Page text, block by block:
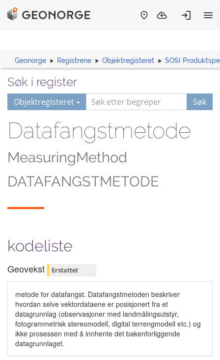
Geonorge Registrene Objektregisteret SOSI
Søk i register
Objektregisteret Søk
Datafangstmetode
MeasuringMethod
DATAFANGSTMETODE
kodeliste
Geovekst Erstattet
metode for datafangst. Datafangstmetoden beskriver
hvordan selve vektordataene er posisjonert fra et
datagrunnlag (observasjoner med landmålingsutstyr,
fotogrammetrisk stereomodell, digital terrengmodell etc.) og
ikke prosessen med å innhente det bakenforliggende
datagrunnlaget.